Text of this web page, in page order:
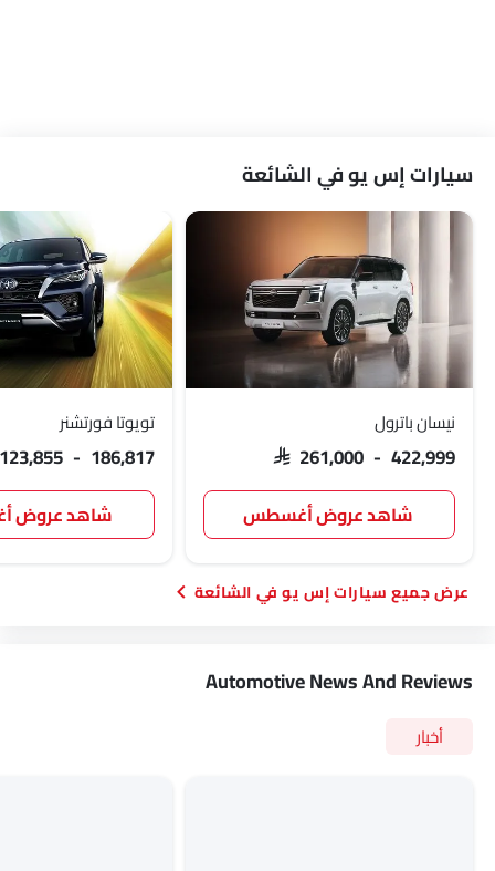
سيارات إس يو في الشائعة
نيسان باترول
SAR 261,000 - 422,999
شاهد عروض أغسطس
تويوتا فورتشنر
123,855 - 186,817
شاهد عروض
سيارات إس يو في الشائعة
Automotive News And Reviews
أخبار